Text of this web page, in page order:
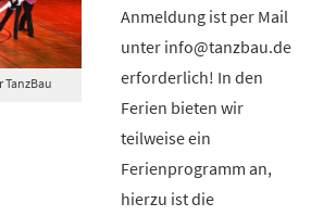
Anmeldung ist per Mail
unter info@tanzbau.de
erforderlich! In den
Ferien bieten wir
teilweise ein
Ferienprogramm an,
hierzu ist die